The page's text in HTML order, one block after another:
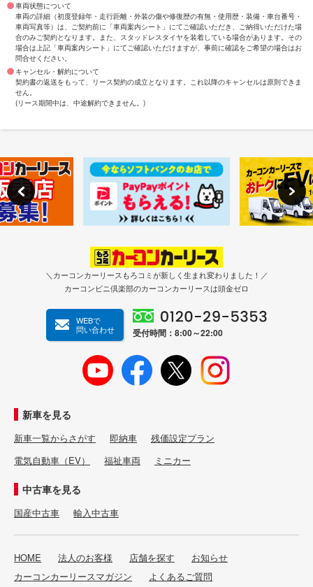
車両状態について
車両の詳細（初度登録年・走行距離・外装の傷や修復歴の有無・使用歴・装備・車台番号・
車両写真等）は、ご契約前に「車両案内シート」にてご確認いただき、ご納得いただけた場
合のみご契約となります。また、スタッドレスタイヤを装着している場合があります。その
場合は上記「車両案内シート」にてご確認いただけますが、事前に確認をご希望の場合はお
問合せください。
キャンセル・解約について
契約書の返送をもって、リース契約の成立となります。これ以降のキャンセルは原則できま
せん。
(リース期間中は、中途解約できません。)
＼カーコンカーリースもろコミが新しく生まれ変わりました！／
カーコンビニ倶楽部のカーコンカーリースは頭金ゼロ
WEBで
問い合わせ
受付時間：8:00～22:00
新車を見る
新車一覧からさがす 即納車
残価設定プラン
電気自動車（EV）
福祉車両 ミニカー
中古車を見る
国産中古車 輸入中古車
HOME 法人のお客様 店舗を探す
お知らせ
カーコンカーリースマガジン
よくあるご質問